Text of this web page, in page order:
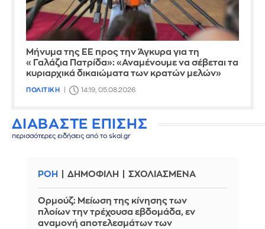
Μήνυμα της ΕΕ προς την Άγκυρα για τη
«Γαλάζια Πατρίδα»: «Αναμένουμε να σέβεται τα
κυριαρχικά δικαιώματα των κρατών μελών»
ΠΟΛΙΤΙΚΗ 14:19, 05.08.2026
ΔΙΑΒΑΣΤΕ ΕΠΙΣΗΣ
περισσότερες ειδήσεις από το skai.gr
ΡΟΗ ΔΗΜΟΦΙΛΗ ΣΧΟΛΙΑΣΜΕΝΑ
Ορμούζ: Μείωση της κίνησης των
πλοίων την τρέχουσα εβδομάδα, εν
αναμονή αποτελεσμάτων των